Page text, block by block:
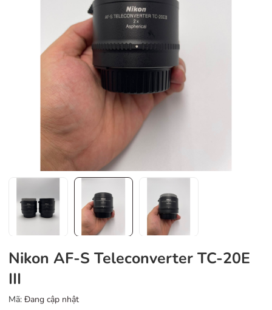
Nikon AF-S Teleconverter TC-20E
III
Mã: Đang cập nhật